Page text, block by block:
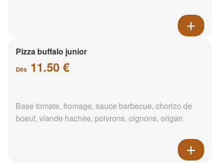
Pizza buffalo junior
Dès 11.50 €
Base tomate, fromage, sauce barbecue, chorizo de
boeuf, viande hachée, poivrons, oignons, origan